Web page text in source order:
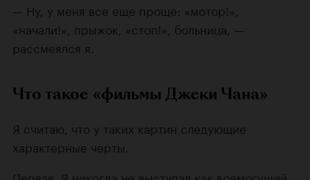
— Ну, у меня все еще проще: «мотор!»,
«начали!», прыжок, «стоп!», больница, —
рассмеялся я.
Что такое «фильмы Джеки Чана»
Я считаю, что у таких картин следующие
характерные черты.